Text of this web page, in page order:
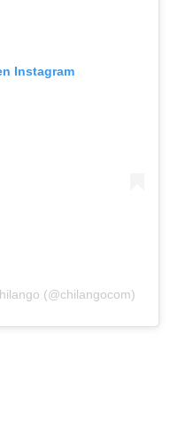
Instagram
(@chilangocom)